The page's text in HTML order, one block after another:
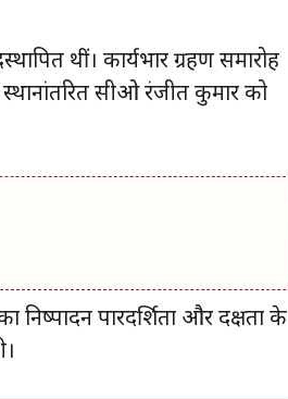
थीं। कार्यभार ग्रहण समारोह
सीओ रंजीत कुमार को
पारदर्शिता और दक्षता के